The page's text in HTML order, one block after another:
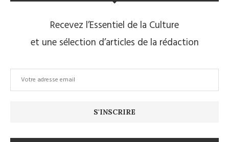
Recevez l’Essentiel de la Culture
et une sélection d’articles de la rédaction